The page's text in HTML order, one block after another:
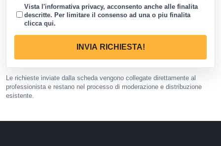
Vista l'informativa privacy, acconsento anche alle finalita
descritte. Per limitare il consenso ad una o piu finalita
clicca qui.
INVIA RICHIESTA!
Le richieste inviate dalla scheda vengono collegate direttamente al
professionista e restano nel processo di moderazione e distribuzione
esistente.